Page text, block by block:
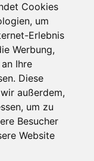
Cookies
um
Erlebnis
Werbung,
Ihre
Diese
außerdem,
um zu
Besucher
Website
Partners